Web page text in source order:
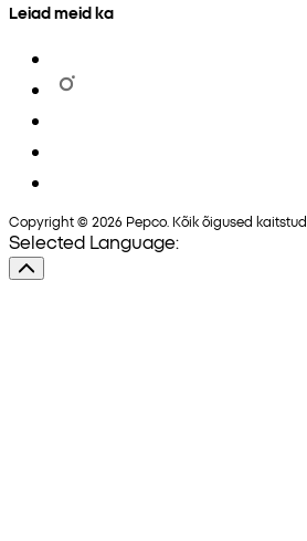
Leiad meid ka
Copyright © 2026 Pepco. Kõik õigused kaitstud.
Selected Language: